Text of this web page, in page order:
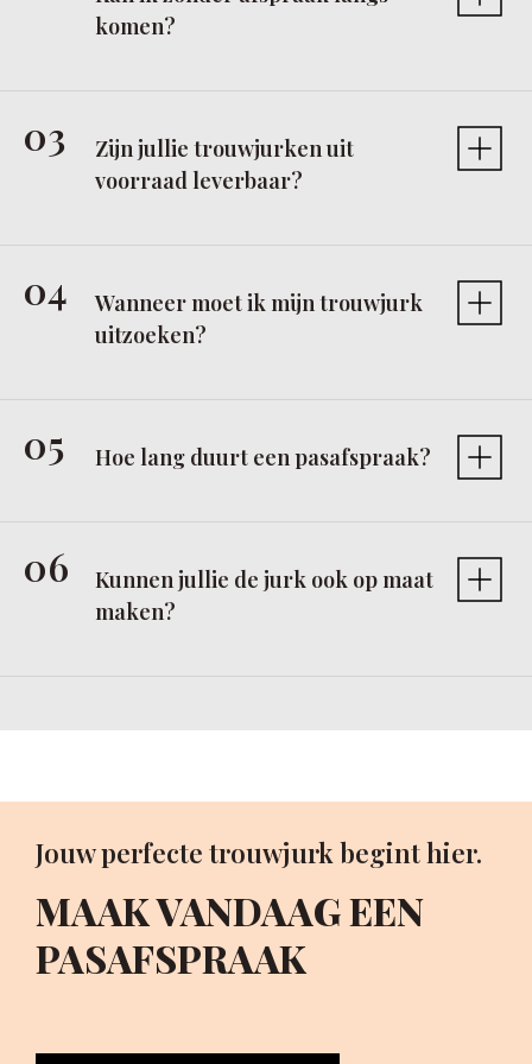
komen?
Zijn jullie trouwjurken uit
voorraad leverbaar?
Wanneer moet ik mijn trouwjurk
uitzoeken?
Hoe lang duurt een pasafspraak?
Kunnen jullie de jurk ook op maat
maken?
Jouw perfecte trouwjurk begint hier.
MAAK VANDAAG EEN
PASAFSPRAAK